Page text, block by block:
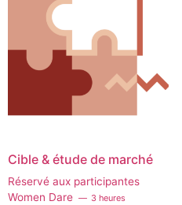
Cible & étude de marché
Réservé aux participantes
Women Dare
3 heures